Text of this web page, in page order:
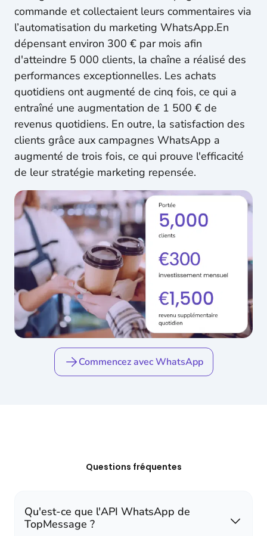
commande et collectaient leurs commentaires via
l’automatisation du marketing WhatsApp.En
dépensant environ 300 € par mois afin
d'atteindre 5 000 clients, la chaîne a réalisé des
performances exceptionnelles. Les achats
quotidiens ont augmenté de cinq fois, ce qui a
entraîné une augmentation de 1 500 € de
revenus quotidiens. En outre, la satisfaction des
clients grâce aux campagnes WhatsApp a
augmenté de trois fois, ce qui prouve l'efficacité
de leur stratégie marketing repensée.
Commencez avec WhatsApp
Questions fréquentes
Qu'est-ce que l'API WhatsApp de
TopMessage ?